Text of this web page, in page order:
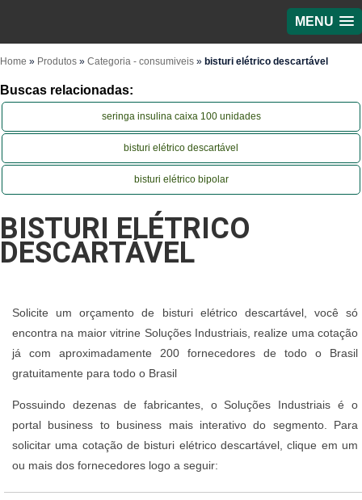
MENU
Home » Produtos » Categoria - consumiveis » bisturi elétrico descartável
Buscas relacionadas:
seringa insulina caixa 100 unidades
bisturi elétrico descartável
bisturi elétrico bipolar
BISTURI ELÉTRICO
DESCARTÁVEL
Solicite um orçamento de bisturi elétrico descartável, você só
encontra na maior vitrine Soluções Industriais, realize uma cotação
já com aproximadamente 200 fornecedores de todo o Brasil
gratuitamente para todo o Brasil
Possuindo dezenas de fabricantes, o Soluções Industriais é o
portal business to business mais interativo do segmento. Para
solicitar uma cotação de bisturi elétrico descartável, clique em um
ou mais dos fornecedores logo a seguir: